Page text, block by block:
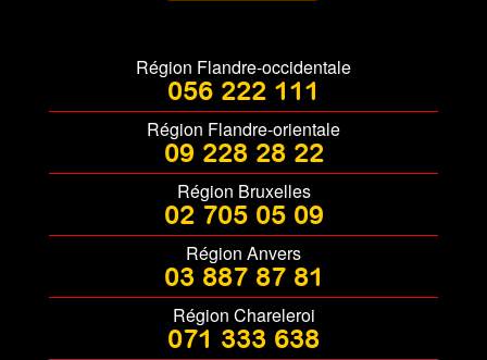
Région Flandre-occidentale
056 222 111
Région Flandre-orientale
09 228 28 22
Région Bruxelles
02 705 05 09
Région Anvers
03 887 87 81
Région Chareleroi
071 333 638